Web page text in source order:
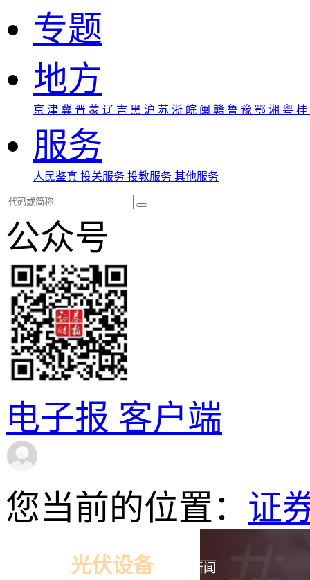
专题
地方
京 津 冀 晋 蒙 辽 吉 黑 沪 苏 浙 皖 闽 赣 鲁 豫 鄂 湘 粤 桂
服务
人民鉴真 投关服务 投教服务 其他服务
公众号
电子报 客户端
您当前的位置： 证
光伏设备 相关新闻